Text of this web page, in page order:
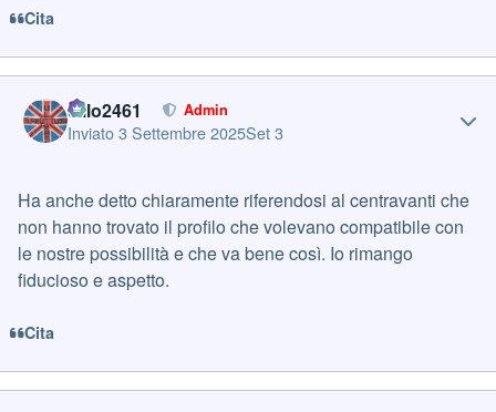
Cita
cillo2461 Admin
Inviato3 Settembre 2025Set 3
Ha anche detto chiaramente riferendosi al centravanti che
non hanno trovato il profilo che volevano compatibile con
le nostre possibilità e che va bene così. Io rimango
fiducioso e aspetto.
Cita